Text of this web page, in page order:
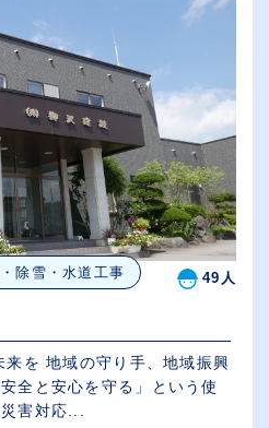
い順
除雪・水道工事 49人
全と安心を守る」という使
害対応...